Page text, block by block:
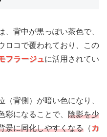
背中が黒っぽい茶色で、
ロコで覆われており、この
フラージュに活用されてい
背側）が暗い色になり、
彩になることで、 陰影を少
景に同化しやすくなる （ カ